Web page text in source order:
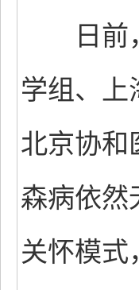
日前，
学组、上
北京协和
森病依然
关怀模式